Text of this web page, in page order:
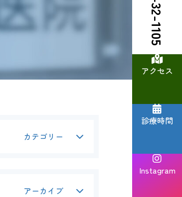
アクセス
診療時間
Instagram
カテゴリー
アーカイブ